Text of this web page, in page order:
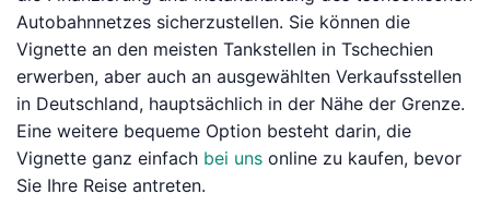
Autobahnnetzes sicherzustellen. Sie können die
Vignette an den meisten Tankstellen in Tschechien
erwerben, aber auch an ausgewählten Verkaufsstellen
in Deutschland, hauptsächlich in der Nähe der Grenze.
Eine weitere bequeme Option besteht darin, die
Vignette ganz einfach bei uns online zu kaufen, bevor
Sie Ihre Reise antreten.